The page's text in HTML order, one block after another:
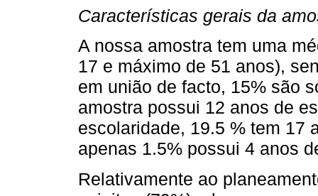
Características gerais da
A nossa amostra tem uma
17 e máximo de 51 anos),
em união de facto, 15% são
amostra possui 12 anos de
escolaridade, 19.5 % tem 17
apenas 1.5% possui 4 anos
Relativamente ao